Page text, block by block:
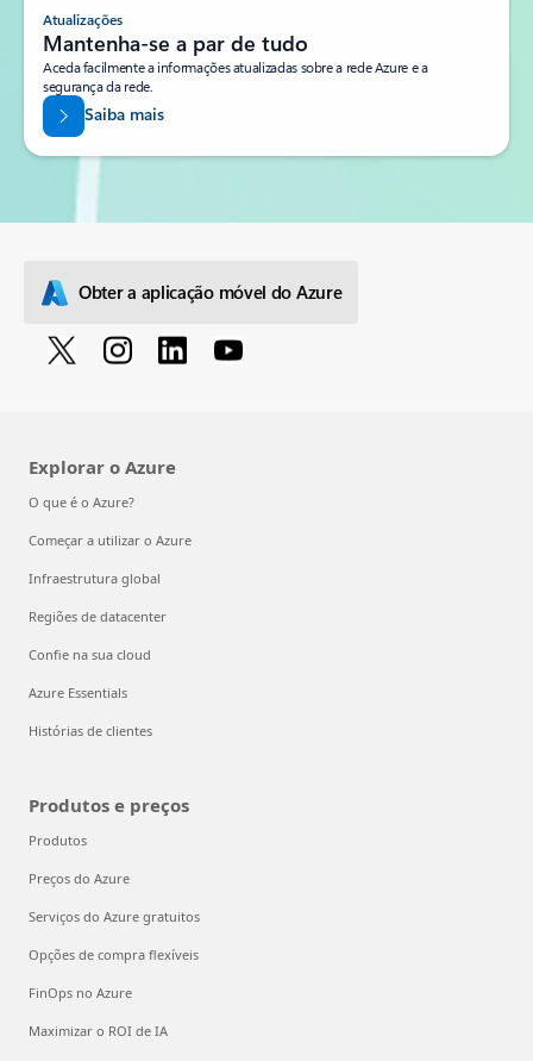
Atualizações
Mantenha-se a par de tudo
Aceda facilmente a informações atualizadas sobre a rede Azure e a
segurança da rede.
Saiba mais
Obter a aplicação móvel do Azure
Explorar o Azure
O que é o Azure?
Começar a utilizar o Azure
Infraestrutura global
Regiões de datacenter
Confie na sua cloud
Azure Essentials
Histórias de clientes
Produtos e preços
Produtos
Preços do Azure
Serviços do Azure gratuitos
Opções de compra flexíveis
FinOps no Azure
Maximizar o ROI de IA